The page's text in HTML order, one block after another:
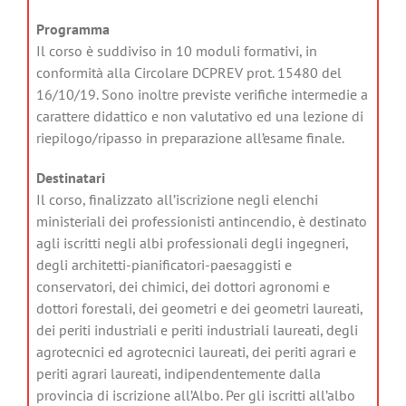
Programma
Il corso è suddiviso in 10 moduli formativi, in
conformità alla Circolare DCPREV prot. 15480 del
16/10/19. Sono inoltre previste verifiche intermedie a
carattere didattico e non valutativo ed una lezione di
riepilogo/ripasso in preparazione all’esame finale.
Destinatari
Il corso, finalizzato all’iscrizione negli elenchi
ministeriali dei professionisti antincendio, è destinato
agli iscritti negli albi professionali degli ingegneri,
degli architetti-pianificatori-paesaggisti e
conservatori, dei chimici, dei dottori agronomi e
dottori forestali, dei geometri e dei geometri laureati,
dei periti industriali e periti industriali laureati, degli
agrotecnici ed agrotecnici laureati, dei periti agrari e
periti agrari laureati, indipendentemente dalla
provincia di iscrizione all’Albo. Per gli iscritti all’albo